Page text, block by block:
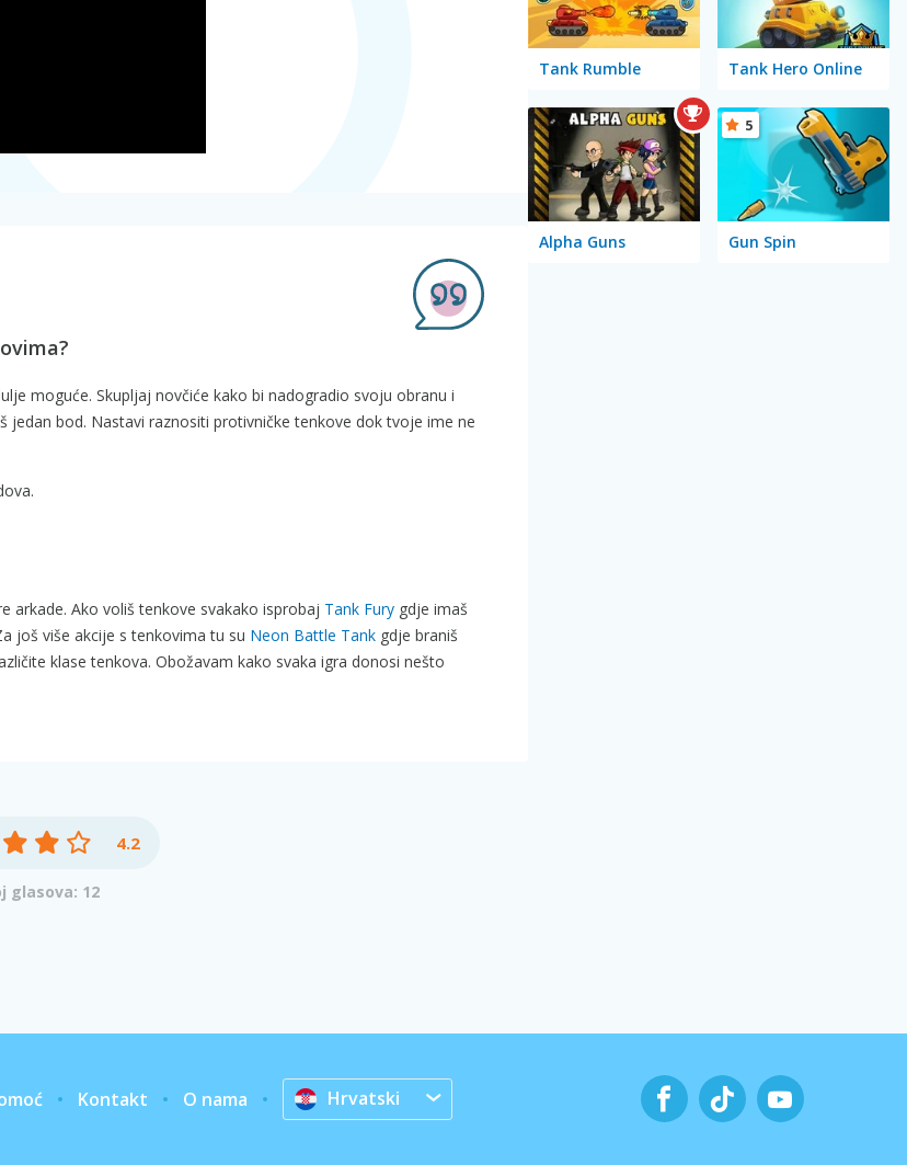
moguće. Skupljaj novčiće kako bi nadogradio svoju obranu i
jedan bod. Nastavi raznositi protivničke tenkove dok tvoje ime ne
arkade. Ako voliš tenkove svakako isprobaj Tank Fury gdje imaš
još više akcije s tenkovima tu su Neon Battle Tank gdje braniš
klase tenkova. Obožavam kako svaka igra donosi nešto
4.2
glasova: 12
Tank Rumble Tank Hero Online
Alpha Guns Gun Spin
5
Kontakt O nama Hrvatski